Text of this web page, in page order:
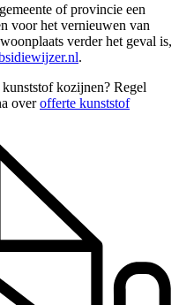
of provincie een
voor het vernieuwen van
verder het geval is,
.
kozijnen? Regel
overofferte kunststof